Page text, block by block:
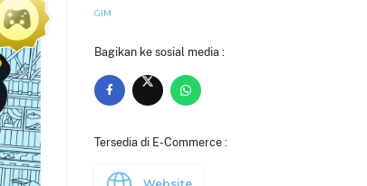
GIM
Bagikan ke sosial media :
Tersedia di E-Commerce :
Website